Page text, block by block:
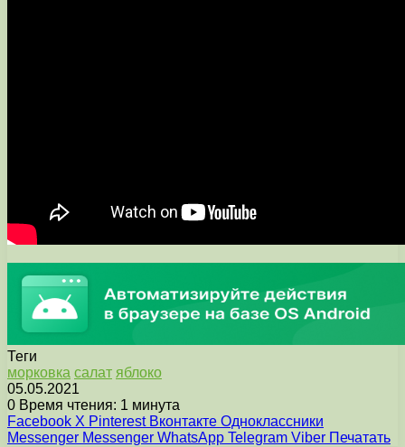
Теги
морковка салат яблоко
05.05.2021
0 Время чтения: 1 минута
Facebook X Pinterest Вконтакте Одноклассники
Messenger Messenger WhatsApp Telegram Viber Печатать